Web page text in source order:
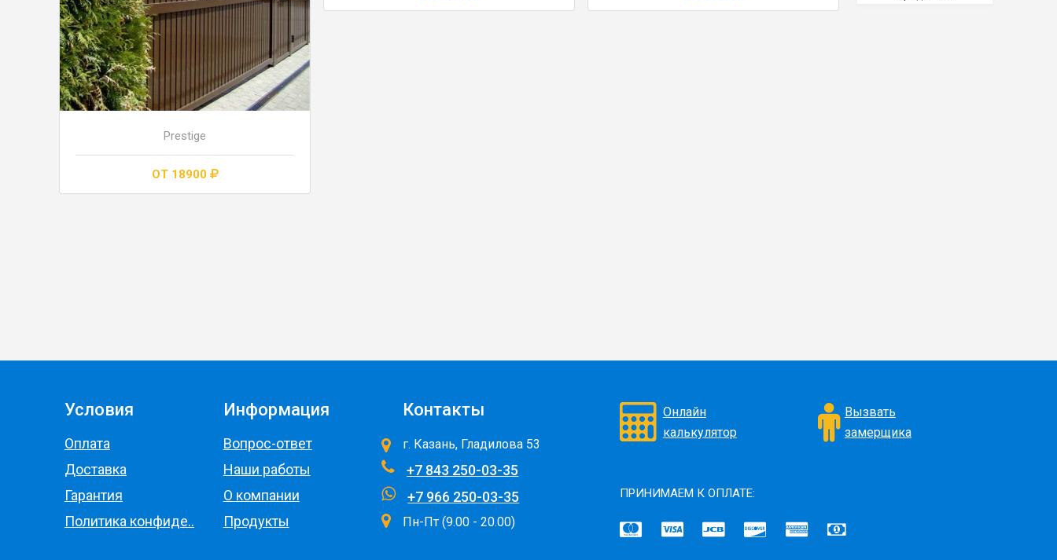
Prestige
ОТ 18900
Условия
Оплата
Доставка
Гарантия
Политика конфиде..
Информация
Вопрос-ответ
Наши работы
О компании
Продукты
Контакты
г. Казань, Гладилова 53
+7 843 250-03-35
+7 966 250-03-35
Пн-Пт (9.00 - 20.00)
Онлайн
калькулятор
Вызвать
замерщика
ПРИНИМАЕМ К ОПЛАТЕ: